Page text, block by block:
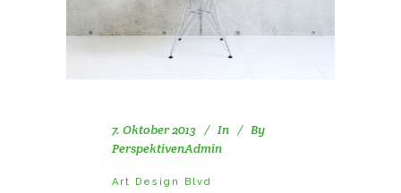
7. Oktober 2013 In
By
PerspektivenAdmin
Art Design Blvd